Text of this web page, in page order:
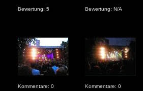
Bewertung: 5 Bewertung: N/A
Kommentare: 0 Kommentare: 0